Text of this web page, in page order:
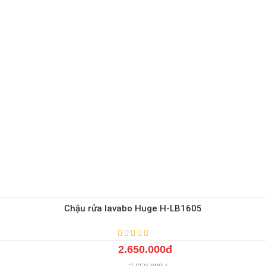
Chậu rửa lavabo Huge H-LB1605
2.650.000đ